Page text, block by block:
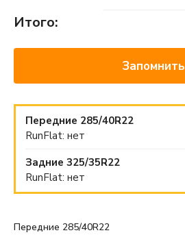
Итого:
Запомнить
Передние 285/40R22
RunFlat: нет
Задние 325/35R22
RunFlat: нет
Передние 285/40R22